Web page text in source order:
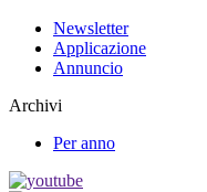
Newsletter
Applicazione
Annuncio
Archivi
Per anno